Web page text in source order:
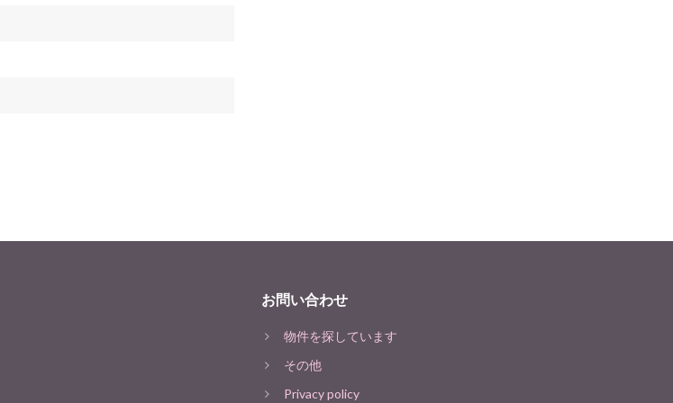
お問い合わせ
物件を探しています
その他
Privacy policy